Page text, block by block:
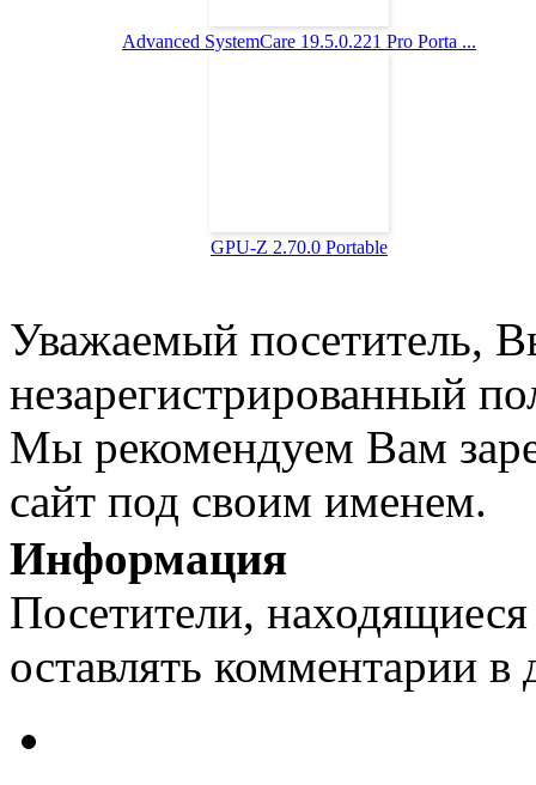
Advanced SystemCare 19.5.0.221 Pro Porta ...
GPU-Z 2.70.0 Portable
Уважаемый посетитель,
незарегистрированный
Мы рекомендуем Вам
сайт под своим именем.
Информация
Посетители,
оставлять комментарии в